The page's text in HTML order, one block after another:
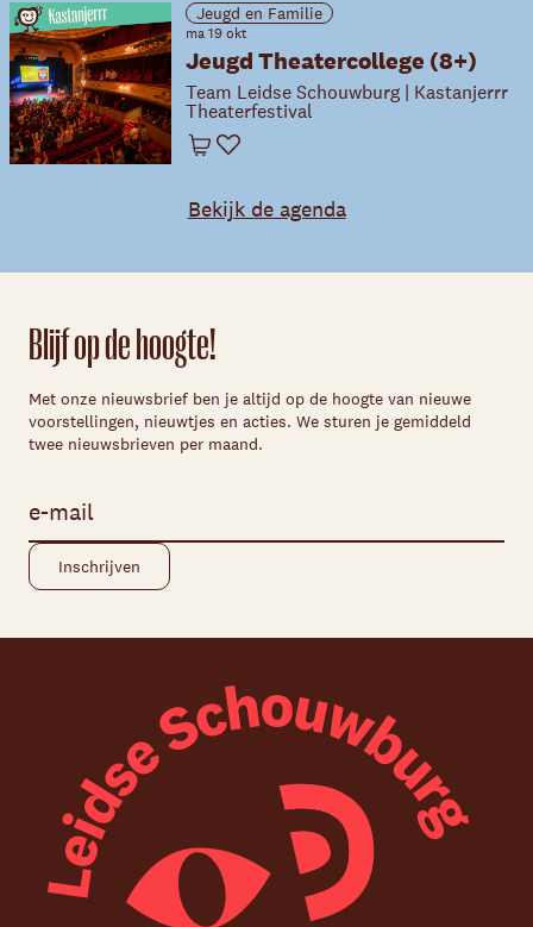
Jeugd en Familie
ma 19 okt
Jeugd Theatercollege (8+)
Team Leidse Schouwburg | Kastanjerrr
Theaterfestival
Winkelwagen
Favoriet
Bekijk de agenda
Blijf op de hoogte!
Met onze nieuwsbrief ben je altijd op de hoogte van nieuwe
voorstellingen, nieuwtjes en acties. We sturen je gemiddeld
twee nieuwsbrieven per maand.